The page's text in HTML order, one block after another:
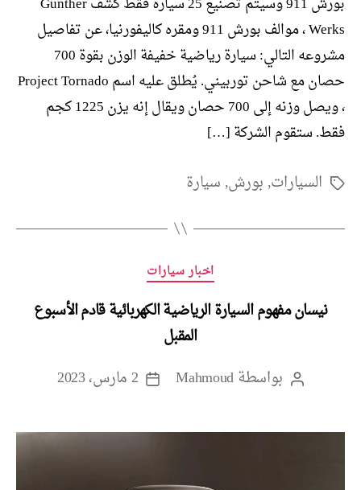
Werks ، موالف بورش 911 ومقره كاليفورنيا، عن تفاصيل
مشروعه التالي: سيارة رياضية خفيفة الوزن بقوة 700
حصان مع شاحن توربيني. يُطلق عليه اسم Project Tornado
، ويصل وزنه إلى 700 حصان ويقال إنه يزن 1225 كجم
فقط. ستقوم الشركة […]
الوسومالسيارات,بورش,سيارة
التصنيفات
اخبار سيارات
نيسان مفهوم السيارة الرياضية الكهربائية قادم الأسبوع
المقبل
كاتببواسطةMahmoud
تاريخ
2 مارس، 2023